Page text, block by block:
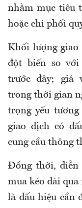
nhằm mục tiêu
hoặc chi phối
Khối lượng giao
đột biến so
trước đây; giá
trong thời gian
trọng yếu
giao dịch có
cung cầu thông
Đồng thời, diễn
mua kéo dài
là dấu hiệu cần